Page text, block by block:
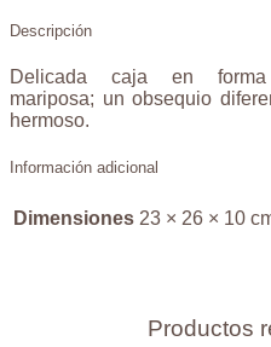
Descripción
Delicada caja en
mariposa; un obsequio
hermoso.
Información adicional
Dimensiones 23 × 26 × 10
Productos